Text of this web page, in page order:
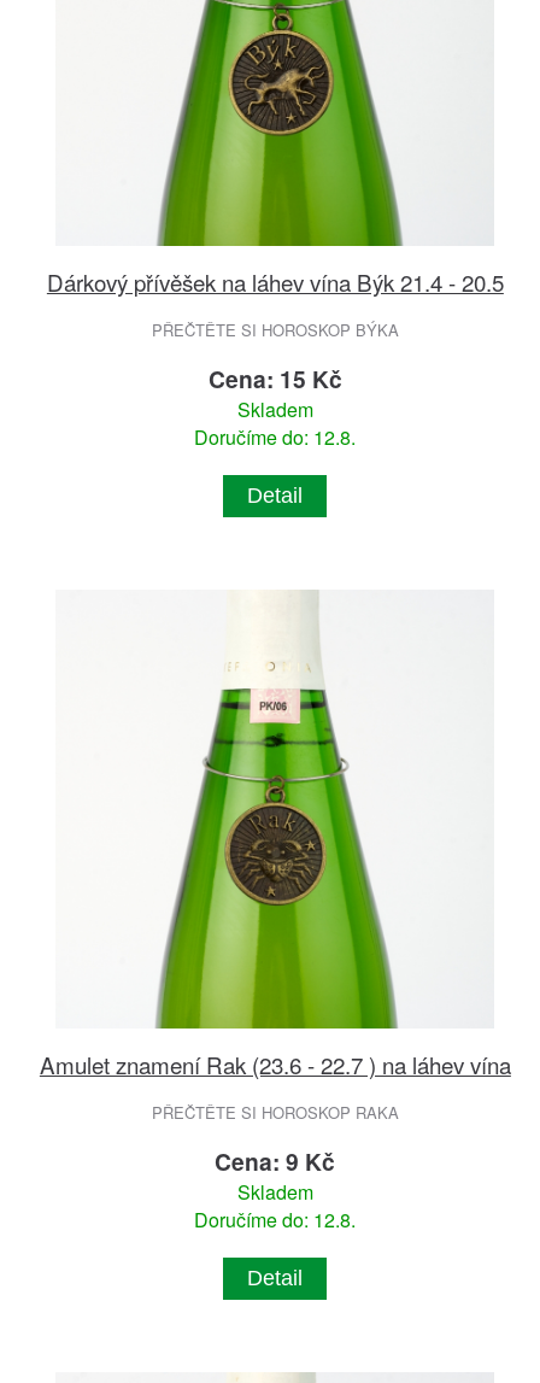
Dárkový přívěšek na láhev vína Býk 21.4 - 20.5
PŘEČTĚTE SI HOROSKOP BÝKA
Cena: 15 Kč
Skladem
Doručíme do: 12.8.
Detail
Amulet znamení Rak (23.6 - 22.7 ) na láhev vína
PŘEČTĚTE SI HOROSKOP RAKA
Cena: 9 Kč
Skladem
Doručíme do: 12.8.
Detail